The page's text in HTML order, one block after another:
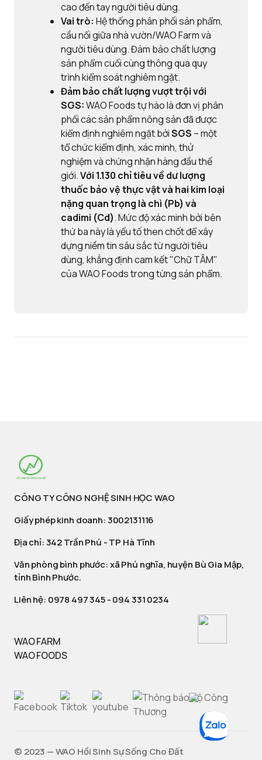
cao đến tay người tiêu dùng.
Vai trò: Hệ thống phân phối sản phẩm,
cầu nối giữa nhà vườn/WAO Farm và
người tiêu dùng. Đảm bảo chất lượng
sản phẩm cuối cùng thông qua quy
trình kiểm soát nghiêm ngặt.
Đảm bảo chất lượng vượt trội với
SGS:WAO Foods tự hào là đơn vị phân
phối các sản phẩm nông sản đã được
kiểm định nghiêm ngặt bởiSGS – một
tổ chức kiểm định, xác minh, thử
nghiệm và chứng nhận hàng đầu thế
giới.Với 1.130 chỉ tiêu về dư lượng
thuốc bảo vệ thực vật và hai kim loại
nặng quan trọng là chì (Pb) và
cadimi (Cd). Mức độ xác minh bởi bên
thứ ba này là yếu tố then chốt để xây
dựng niềm tin sâu sắc từ người tiêu
dùng, khẳng định cam kết "Chữ TÂM"
của WAO Foods trong từng sản phẩm.
CÔNG TY CÔNG NGHỆ SINH HỌC WAO
Giấy phép kinh doanh: 3002131116
Địa chỉ: 342 Trần Phú - TP Hà Tĩnh
Văn phòng bình phước: xã Phú nghĩa, huyện Bù Gia Mập,
tỉnh Bình Phước.
Liên hệ: 0978 497 345-094 331 0234
WAO FARM
WAO FOODS
©️ 2023 — WAO Hồi Sinh Sự Sống Cho Đất